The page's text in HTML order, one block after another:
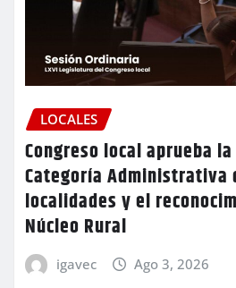
LOCALES
Congreso local aprueba
Categoría Administrativa
localidades y el
Núcleo Rural
igavec Ago 3, 2026